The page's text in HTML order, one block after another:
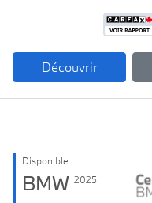
Découvrir
Disponible
BMW 2025